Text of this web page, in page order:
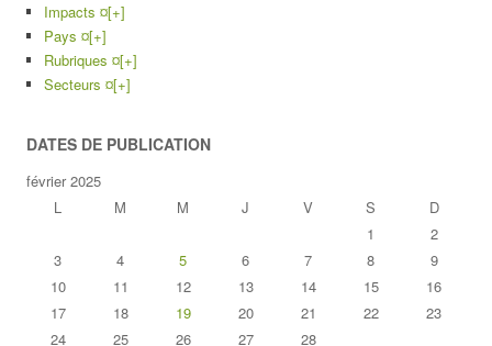
Impacts ¤[+]
Pays ¤[+]
Rubriques ¤[+]
Secteurs ¤[+]
DATES DE PUBLICATION
février 2025
L
M M J V S
D
1
2
3
4 5 6 7 8
9
10
11 12 13 14 15
16
17
18 19 20 21 22
23
24
25 26 27 28